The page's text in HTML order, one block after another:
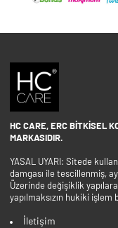
HC CARE, ERC BITKISEL
MARKASIDIR.
YASAL UYARI: Sitede
damgası ile tescillenmiş,
Üzerinde değişiklik
yapılmaksızın hukiki işlem
İletişim